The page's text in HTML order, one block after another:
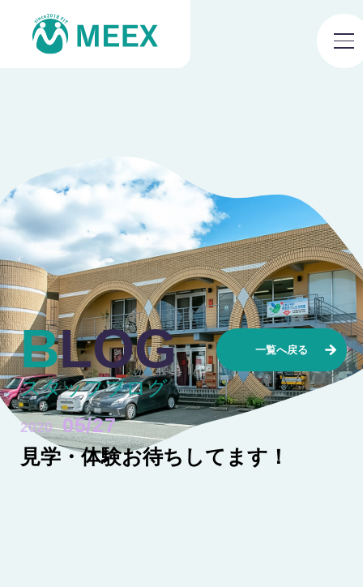
BLOG
スタッフブログ
一覧へ戻る
2020
05/27
見学・体験お待ちしてます！